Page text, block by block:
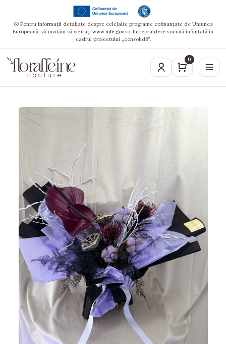
Pentru informații detaliate despre celelalte programe cofinanțate de Uniunea
Europeană, vă invităm să vizitați www.mfe.gov.ro. Întreprindere socială înființată în
cadrul proiectului „consolid8”.
0